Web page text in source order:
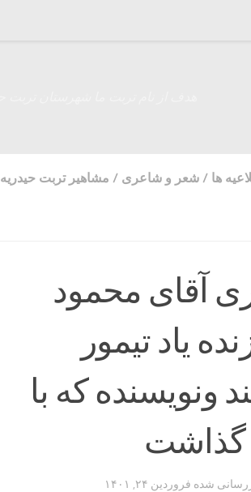
ها / شعر و شاعری / مشاهیر تربت حیدریه
آقای محمود
یاد تیمور
ونویسنده که با
گذاشت
شده فروردین ۲۴, ۱۴۰۱